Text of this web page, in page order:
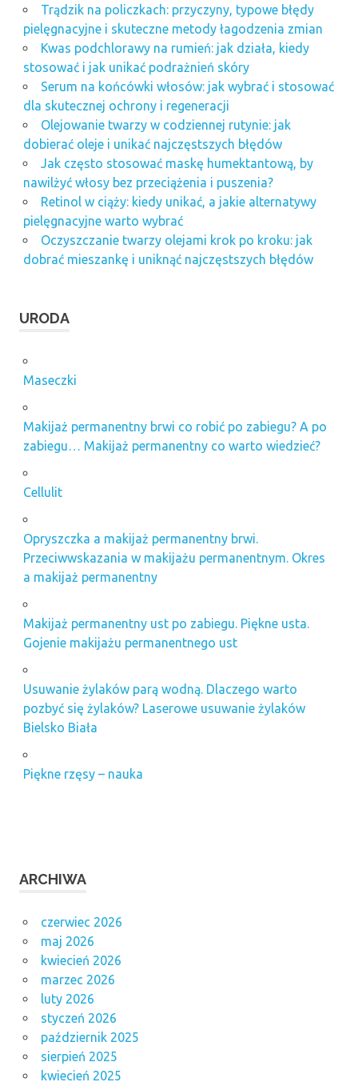
Trądzik na policzkach: przyczyny, typowe błędy
pielęgnacyjne i skuteczne metody łagodzenia zmian
Kwas podchlorawy na rumień: jak działa, kiedy
stosować i jak unikać podrażnień skóry
Serum na końcówki włosów: jak wybrać i stosować
dla skutecznej ochrony i regeneracji
Olejowanie twarzy w codziennej rutynie: jak
dobierać oleje i unikać najczęstszych błędów
Jak często stosować maskę humektantową, by
nawilżyć włosy bez przeciążenia i puszenia?
Retinol w ciąży: kiedy unikać, a jakie alternatywy
pielęgnacyjne warto wybrać
Oczyszczanie twarzy olejami krok po kroku: jak
dobrać mieszankę i uniknąć najczęstszych błędów
URODA
Maseczki
Makijaż permanentny brwi co robić po zabiegu? A po
zabiegu… Makijaż permanentny co warto wiedzieć?
Cellulit
Opryszczka a makijaż permanentny brwi.
Przeciwwskazania w makijażu permanentnym. Okres
a makijaż permanentny
Makijaż permanentny ust po zabiegu. Piękne usta.
Gojenie makijażu permanentnego ust
Usuwanie żylaków parą wodną. Dlaczego warto
pozbyć się żylaków? Laserowe usuwanie żylaków
Bielsko Biała
Piękne rzęsy – nauka
ARCHIWA
czerwiec 2026
maj 2026
kwiecień 2026
marzec 2026
luty 2026
styczeń 2026
październik 2025
sierpień 2025
kwiecień 2025